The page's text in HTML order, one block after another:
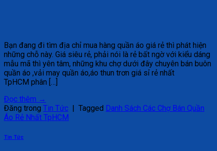
Bạn đang đi tìm địa chỉ mua hàng quần áo giá rẻ thì phát hiện
những chỗ này. Giá siêu rẻ, phải nói là rẻ bất ngờ với kiểu dáng
mẫu mã thì yên tâm, những khu chợ dưới đây chuyên bán buôn
quần áo ,vải may quần áo,áo thun trơn giá sỉ rẻ nhất
TpHCM phân […]
Đọc thêm →
Đăng trong Tin Tức | Tagged Danh Sách Các Chợ Bán Quần
Áo Rẻ Nhất TpHCM
Tin Tức